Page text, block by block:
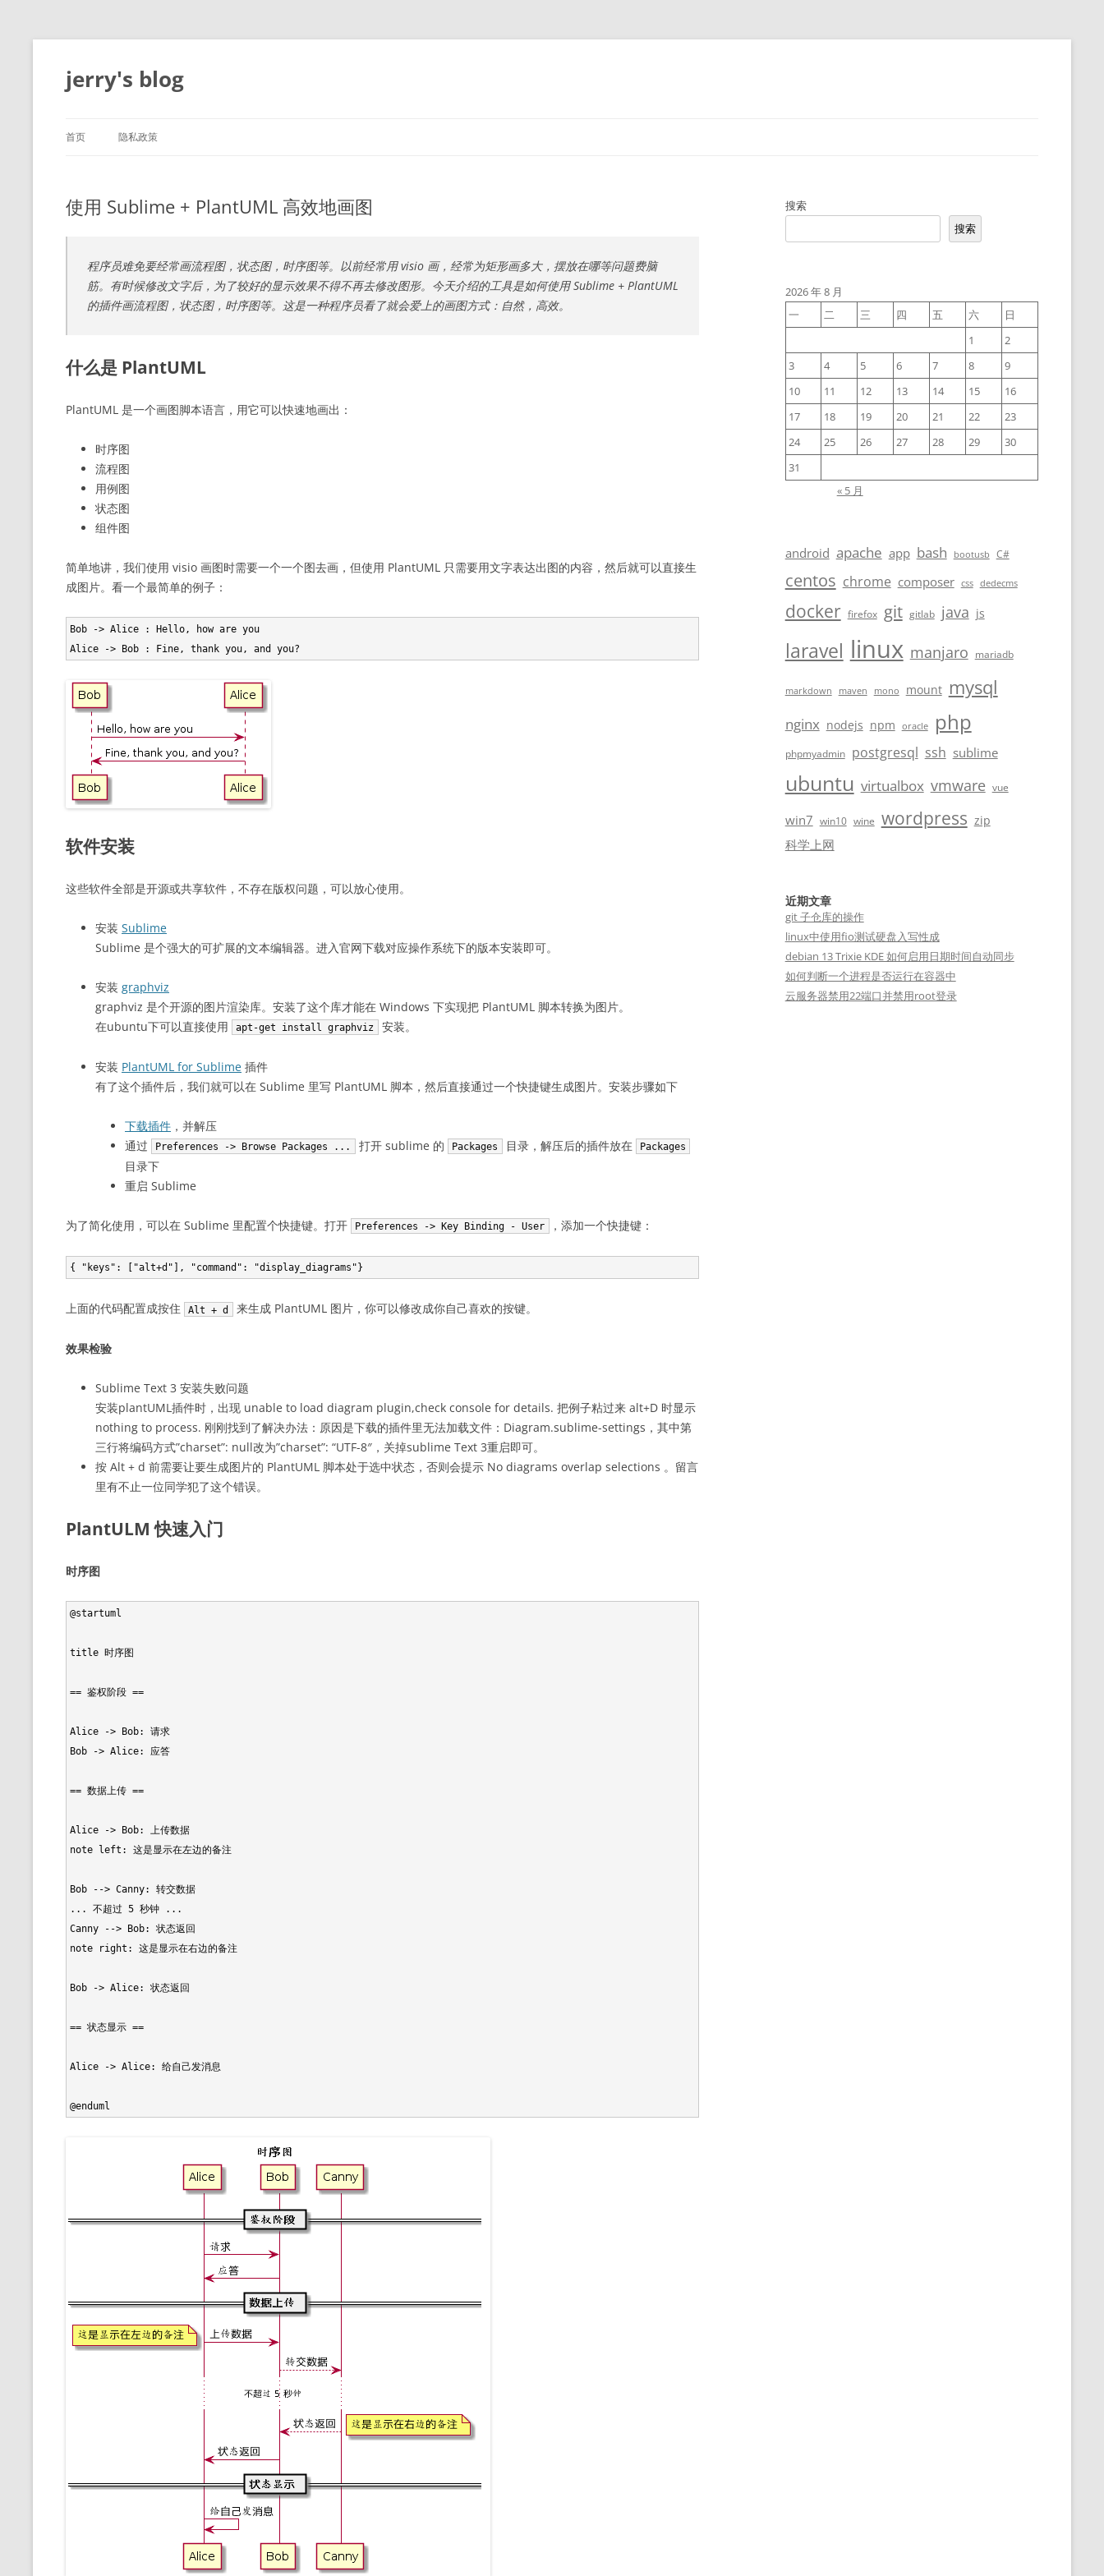
跳
正
文
jerry's blog
首页 隐私政策
使用 Sublime + PlantUML 高效地画图
程序员难免要经常画流程图，状态图，时序图等。以前经常用 visio 画，经常为矩形画多大，摆放在哪等问题费脑
筋。有时候修改文字后，为了较好的显示效果不得不再去修改图形。今天介绍的工具是如何使用 Sublime + PlantUML
的插件画流程图，状态图，时序图等。这是一种程序员看了就会爱上的画图方式：自然，高效。
什么是 PlantUML
PlantUML 是一个画图脚本语言，用它可以快速地画出：
时序图
流程图
用例图
状态图
组件图
简单地讲，我们使用 visio 画图时需要一个一个图去画，但使用 PlantUML 只需要用文字表达出图的内容，然后就可以直接生
成图片。看一个最简单的例子：
Bob -> Alice : Hello, how are you
软件安装
这些软件全部是开源或共享软件，不存在版权问题，可以放心使用。
安装 Sublime
Sublime 是个强大的可扩展的文本编辑器。进入官网下载对应操作系统下的版本安装即可。
安装 graphviz
graphviz 是个开源的图片渲染库。安装了这个库才能在 Windows 下实现把 PlantUML 脚本转换为图片。
在ubuntu下可以直接使用
apt-get install graphviz 安装。
安装 PlantUML for Sublime 插件
有了这个插件后，我们就可以在 Sublime 里写 PlantUML 脚本，然后直接通过一个快捷键生成图片。安装步骤如下
下载插件 ，并解压
通过
Preferences -> Browse Packages ... 打开 sublime 的 Packages 目录，解压后的插件放在 Packages
目录下
重启 Sublime
为了简化使用，可以在 Sublime 里配置个快捷键。打开 Preferences -> Key Binding - User ，添加一个快捷键：
上面的代码配置成按住 Alt + d 来生成 PlantUML 图片，你可以修改成你自己喜欢的按键。
效果检验
Sublime Text 3 安装失败问题
安装plantUML插件时，出现 unable to load diagram plugin,check console for details. 把例子粘过来 alt+D 时显示
nothing to process. 刚刚找到了解决办法：原因是下载的插件里无法加载文件：Diagram.sublime-settings，其中第
三行将编码方式”charset”: null改为”charset”: “UTF-8″，关掉sublime Text 3重启即可。
按 Alt + d 前需要让要生成图片的 PlantUML 脚本处于选中状态，否则会提示 No diagrams overlap selections 。留言
里有不止一位同学犯了这个错误。
PlantULM 快速入门
时序图
@startuml
title 时序图
== 鉴权阶段 ==
Alice -> Bob: 请求
Bob -> Alice: 应答
== 数据上传 ==
Alice -> Bob: 上传数据
note left: 这是显示在左边的备注
Bob --> Canny: 转交数据
... 不超过 5 秒钟 ...
Canny --> Bob: 状态返回
note right: 这是显示在右边的备注
Bob -> Alice: 状态返回
== 状态显示 ==
Alice -> Alice: 给自己发消息
搜索
搜索
2026 年 8 月
一
二 三 四 五 六
日
1
2
3
4 5 6 7 8
9
10
11 12 13 14 15
16
17
18 19 20 21 22
23
24
25 26 27 28 29
30
31
« 5 月
android apache app bash bootusb C#
centos chrome composer css dedecms
docker firefox git gitlab java js
laravel linux manjaro mariadb
markdown maven mono mount mysql
nginx nodejs npm oracle php
phpmyadmin postgresql ssh sublime
ubuntu virtualbox vmware vue
win7 win10 wine wordpress zip
科学上网
近期文章
git 子仓库的操作
linux中使用fio测试硬盘入写性成
debian 13 Trixie KDE 如何启用日期时间自动同步
如何判断一个进程是否运行在容器中
云服务器禁用22端口并禁用root登录